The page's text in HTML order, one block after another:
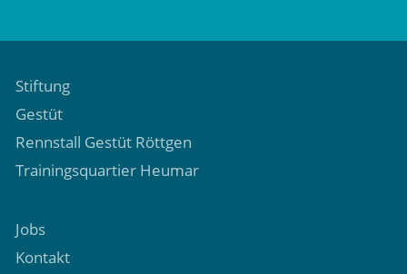
Stiftung
Gestüt
Rennstall Gestüt Röttgen
Trainingsquartier Heumar
Jobs
Kontakt